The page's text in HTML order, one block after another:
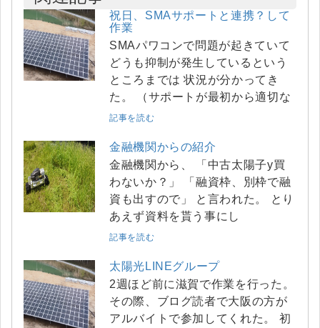
祝日、SMAサポートと連携？して
作業
SMAパワコンで問題が起きていて
どうも抑制が発生しているという
ところまでは 状況が分かってき
た。 （サポートが最初から適切な
記事を読む
金融機関からの紹介
金融機関から、 「中古太陽子y買
わないか？」 「融資枠、別枠で融
資も出すので」 と言われた。 とり
あえず資料を貰う事にし
記事を読む
太陽光LINEグループ
2週ほど前に滋賀で作業を行った。
その際、ブログ読者で大阪の方が
アルバイトで参加してくれた。 初